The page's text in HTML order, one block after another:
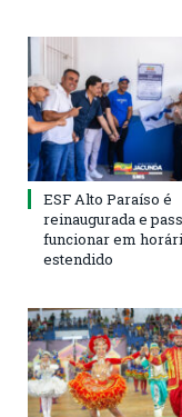
ESF Alto Paraíso é
reinaugurada e
funcionar em
estendido